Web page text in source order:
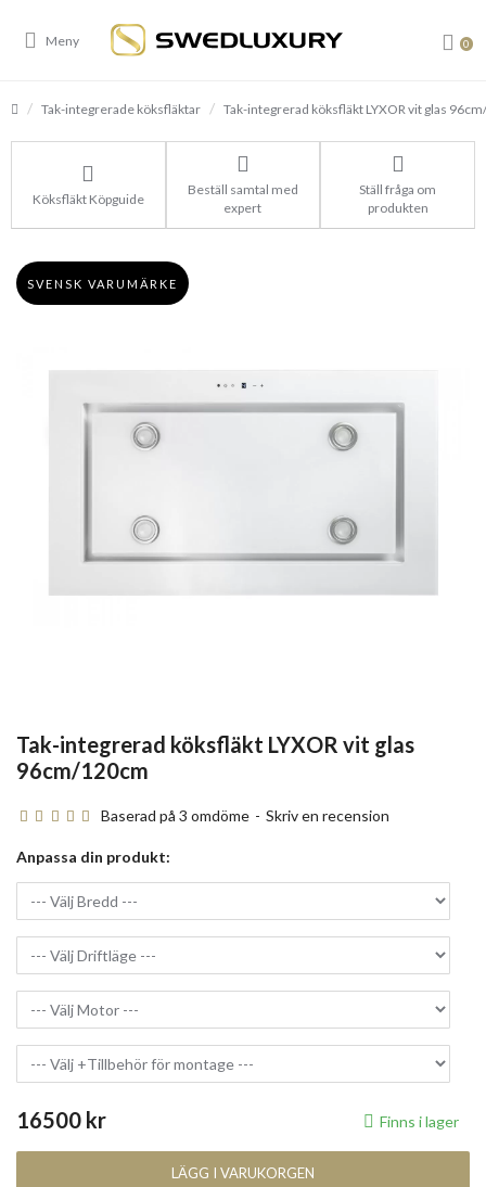
0
Tak-integrerade köksfläktar Tak-integrerad köksfläkt LYXOR vit glas
Köksfläkt Köpguide
Beställ samtal med
expert
Ställ fråga om
produkten
SVENSK VARUMÄRKE
Tak-integrerad köksfläkt LYXOR vit glas
96cm/120cm
Baserad på 3 omdöme - Skriv en recension
16500 kr Finns i lager
Anpassa din produkt:
LÄGG I VARUKORGEN